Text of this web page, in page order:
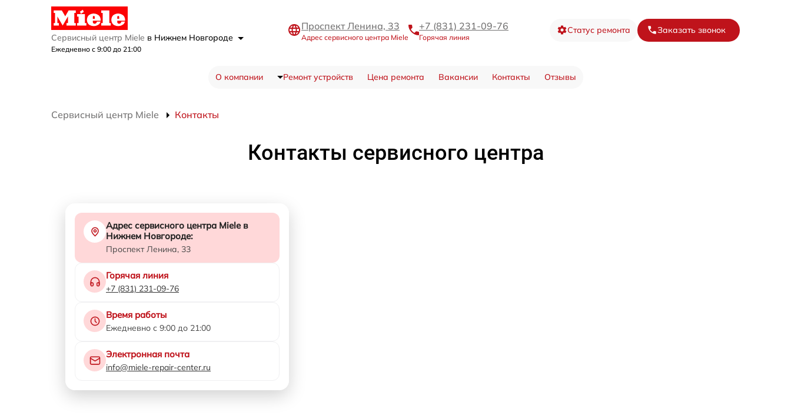
Сервисный центр Miele в Нижнем Новгороде
Ежедневно с 9:00 до 21:00
Проспект Ленина, 33
Адрес сервисного центра Miele
+7 (831) 231-09-76
Горячая линия
Статус ремонта Заказать звонок
О компании Ремонт устройств Цена ремонта Вакансии Контакты Отзывы
Сервисный центр Miele Контакты
Контакты сервисного центра
Адрес сервисного центра Miele в
Нижнем Новгороде:
Проспект Ленина, 33
Горячая линия
+7 (831) 231-09-76
Время работы
Ежедневно с 9:00 до 21:00
Электронная почта
info@miele-repair-center.ru